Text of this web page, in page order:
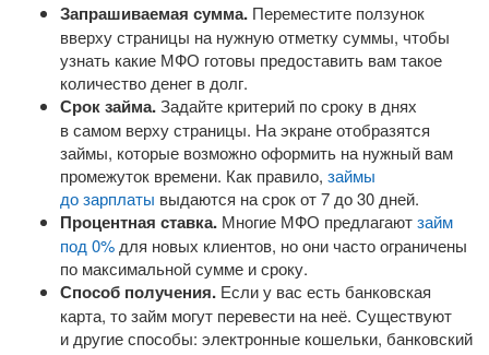
Запрашиваемая сумма. Переместите ползунок
вверху страницы на нужную отметку суммы, чтобы
узнать какие МФО готовы предоставить вам такое
количество денег в долг.
Срок займа.Задайте критерий по сроку в днях
в самом верху страницы. На экране отобразятся
займы, которые возможно оформить на нужный вам
промежуток времени. Как правило, займы
до зарплаты выдаются на срок от 7 до 30 дней.
Процентная ставка. Многие МФО предлагаютзайм
под 0% для новых клиентов, но они часто ограничены
по максимальной сумме и сроку.
Способ получения. Если у вас есть банковская
карта, то займ могут перевести на неё. Существуют
и другие способы: электронные кошельки, банковский